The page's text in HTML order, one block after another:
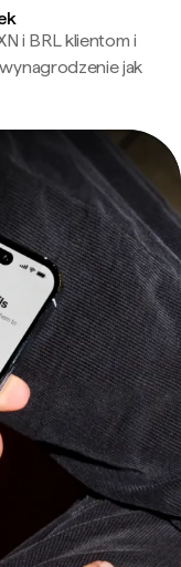
i BRL klientom i
jak